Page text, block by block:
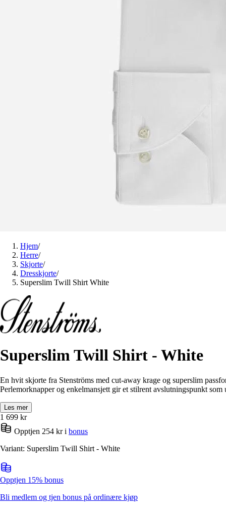
Hjem/
Herre/
Skjorte/
Dresskjorte/
Superslim Twill Shirt White
Superslim Twill Shirt - White
En hvit skjorte fra Stenströms med cut-away krage og superslim
Perlemorknapper og enkelmansjett gir et stilrent avslutningspunkt som
Les mer
1 699 kr
Opptjen 254 kr i bonus
Variant: Superslim Twill Shirt - White
Opptjen 15% bonus
Bli medlem og tjen bonus på ordinære kjøp